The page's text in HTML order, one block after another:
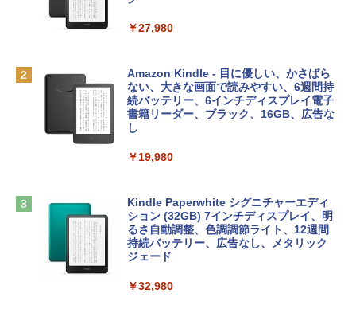
ィゴ + 3年延長 AppleCare+ for 13インチ
￥162,598
tomtoc 360°保護 15.6 16インチ パソコ
ンケース Dell NEC Lavie ASUS HP dyna
Apple 2026 MacBook Air M5チップ搭載
13インチノートブック：AIとApple Intell
igence、13.6インチLiquid Retinaディ
スプレイ、24GBユニファイドメモリ、1
ラ、Touch ID - ミッドナイト + 3年延長
￥1,300
Robloxギフトカード - 2,000 Robux 【限
定バーチャルアイテムを含む】 【オンラ
インゲームコード】 ロブロックス | オン
ラインコード版
4(最新 永続版)|オンラインコード版|Wind
ows11、10/mac対応|PC2台
￥39,582
Robloxギフトカード - 1000 Robux 【限
出す プロンプトの言葉 AI画像生成シリー
ズ (はぴーイラストLabo)
￥480
ClaudeCode いちばんやさしい 教科書:
にもKindle出版にも！ 非エンジニアのた
めのAIコーディング入門シリーズ
￥99
FM TOWNS ハイパー・カタログ: 本体ハ
￥27,980
Amazon Kindle - 目に優しい、かさばら
ない、大きな画面で読みやすい、6週間持
続バッテリー、6インチディスプレイ電子
書籍リーダー、ブラック、16GB、広告な
し
￥19,980
Kindle Paperwhite シグニチャーエディ
ション (32GB) 7インチディスプレイ、明
るさ自動調整、色調調節ライト、12週間
持続バッテリー、広告なし、メタリック
ジェード
￥32,980